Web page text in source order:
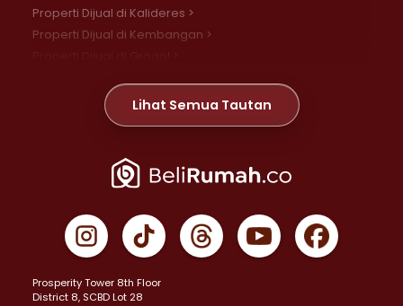
Properti Dijual di Kalideres >
Properti Dijual di Kembangan >
Properti Dijual di Meruya >
Properti Dijual di Jelambar >
Properti Dijual di Jakarta Pusat >
Properti Dijual di Gambir >
Properti Dijual di Johar Baru >
Properti Dijual di Menteng >
Lihat Semua Tautan
Prosperity Tower 8th Floor
District 8, SCBD Lot 28